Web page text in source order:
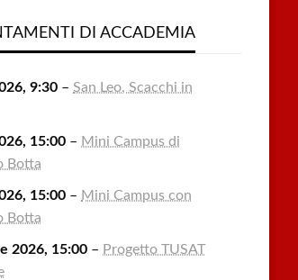
2026
2026
2026
2026
DI ACCADEMIA
9:30 –San Leo, Scacchi in
15:00 – Mini Campus di
Botta
15:00 – Mini Campus con
Botta
2026, 15:00 – Progetto TUSAT